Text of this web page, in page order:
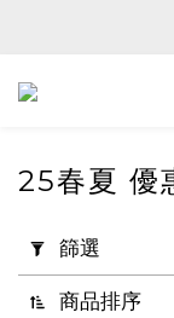
用
篩
選
25春夏 優
篩選
商品排序